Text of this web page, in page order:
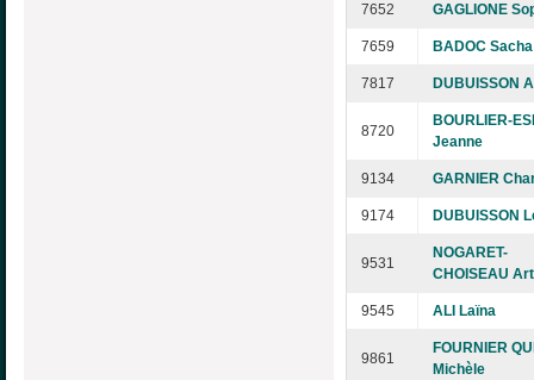
7652 GAGLIONE
7659 BADOC Sacha
7817 DUBUISSON
8720
BOURLIER-
Jeanne
9134 GARNIER
9174 DUBUISSON
9531
NOGARET-
CHOISEAU
9545 ALI Laïna
9861
FOURNIER
Michèle